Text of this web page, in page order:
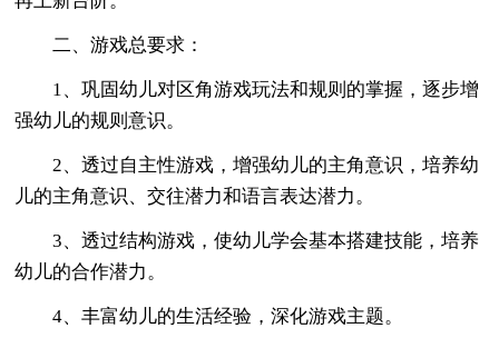
二、游戏总要求：
1、巩固幼儿对区角游戏玩法和规则的掌握，逐步增
强幼儿的规则意识。
2、透过自主性游戏，增强幼儿的主角意识，培养幼
儿的主角意识、交往潜力和语言表达潜力。
3、透过结构游戏，使幼儿学会基本搭建技能，培养
幼儿的合作潜力。
4、丰富幼儿的生活经验，深化游戏主题。